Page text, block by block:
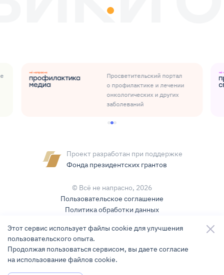
Просветительский портал
о профилактике и лечении
онкологических и других
заболеваний
Проект разработан при поддержке
Фонда президентских грантов
© Всё не напрасно, 2026
Пользовательское соглашение
Политика обработки данных
Карта сайта
Разработка и поддержка
Этот сервис использует файлы cookie для улучшения
пользовательского опыта.
Продолжая пользоваться сервисом, вы даете согласие
на использование файлов cookie.